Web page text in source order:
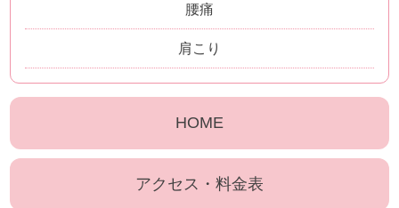
腰痛
肩こり
HOME
アクセス・料金表